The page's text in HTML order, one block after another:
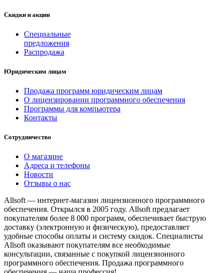
Скидки и акции
Специальные
предложения
Распродажа
Юридическим лицам
Продажа программ юридическим лицам
О лицензировании программного обеспечения
Программы для компьютера
Контакты
Сотрудничество
О магазине
Адреса и телефоны
Новости
Отзывы о нас
Allsoft — интернет-магазин лицензионного программного
обеспечения. Открылся в 2005 году. Allsoft предлагает
покупателям более 8 000 программ, обеспечивает быструю
доставку (электронную и физическую), предоставляет
удобные способы оплаты и систему скидок. Специалисты
Allsoft оказывают покупателям все необходимые
консультации, связанные с покупкой лицензионного
программного обеспечения. Продажа программного